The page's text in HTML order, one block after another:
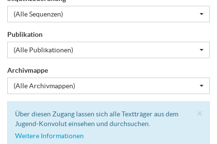
(Alle Sequenzen)
Publikation
(Alle Publikationen)
Archivmappe
(Alle Archivmappen)
×
Über diesen Zugang lassen sich alle Textträger aus dem
Jugend-Konvolut einsehen und durchsuchen.
Weitere Informationen